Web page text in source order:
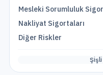
Mesleki Sorumluluk
Nakliyat Sigortaları
Diğer Riskler
Şişli